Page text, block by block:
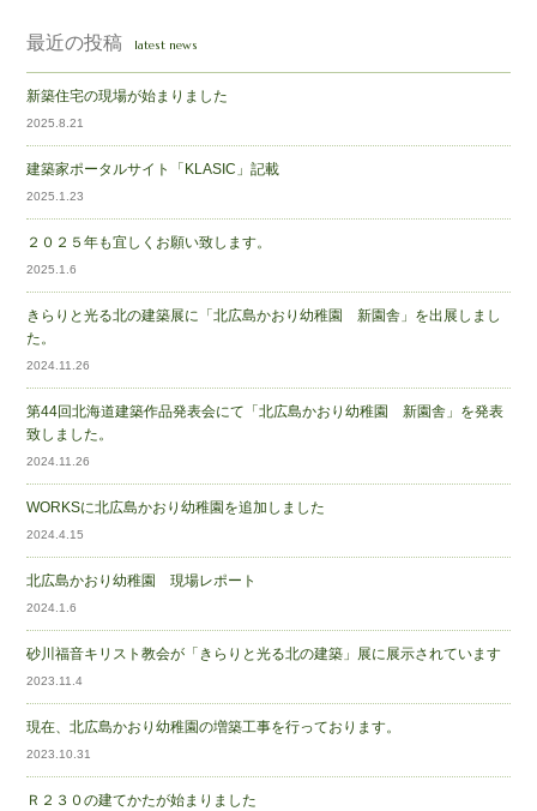
最近の投稿 latest news
新築住宅の現場が始まりました
2025.8.21
建築家ポータルサイト「KLASIC」記載
2025.1.23
２０２５年も宜しくお願い致します。
2025.1.6
きらりと光る北の建築展に「北広島かおり幼稚園 新園舎」を出展しまし
た。
2024.11.26
第44回北海道建築作品発表会にて「北広島かおり幼稚園 新園舎」を発表
致しました。
2024.11.26
WORKSに北広島かおり幼稚園を追加しました
2024.4.15
北広島かおり幼稚園 現場レポート
2024.1.6
砂川福音キリスト教会が「きらりと光る北の建築」展に展示されています
2023.11.4
現在、北広島かおり幼稚園の増築工事を行っております。
2023.10.31
Ｒ２３０の建てかたが始まりました